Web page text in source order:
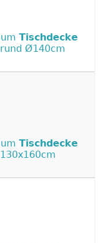
Tischdecke
Ø140cm
Tischdecke